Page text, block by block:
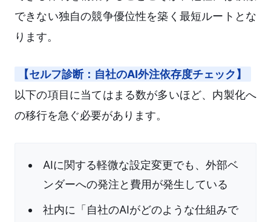
できない独自の競争優位性を築く最短ルートとな
ります。
【セルフ診断：自社のAI外注依存度チェック】
以下の項目に当てはまる数が多いほど、内製化へ
の移行を急ぐ必要があります。
AIに関する軽微な設定変更でも、外部ベ
ンダーへの発注と費用が発生している
社内に「自社のAIがどのような仕組みで